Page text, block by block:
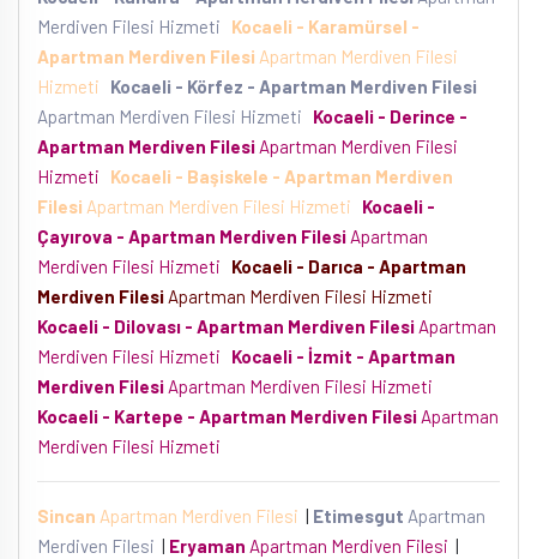
Merdiven Filesi Hizmeti
Kocaeli - Karamürsel -
Apartman Merdiven Filesi Apartman Merdiven Filesi
Hizmeti
Kocaeli - Körfez - Apartman Merdiven Filesi
Apartman Merdiven Filesi Hizmeti
Kocaeli - Derince -
Apartman Merdiven Filesi Apartman Merdiven Filesi
Hizmeti
Kocaeli - Başiskele - Apartman Merdiven
Filesi Apartman Merdiven Filesi Hizmeti
Kocaeli -
Çayırova - Apartman Merdiven Filesi Apartman
Merdiven Filesi Hizmeti
Kocaeli - Darıca - Apartman
Merdiven Filesi Apartman Merdiven Filesi Hizmeti
Kocaeli - Dilovası - Apartman Merdiven Filesi Apartman
Merdiven Filesi Hizmeti
Kocaeli - İzmit - Apartman
Merdiven Filesi Apartman Merdiven Filesi Hizmeti
Kocaeli - Kartepe - Apartman Merdiven Filesi Apartman
Merdiven Filesi Hizmeti
Sincan Apartman Merdiven Filesi | Etimesgut Apartman
Merdiven Filesi | Eryaman Apartman Merdiven Filesi |